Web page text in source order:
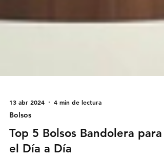
13 abr 2024
Bolsos
Top 5 Bolsos Bandolera para